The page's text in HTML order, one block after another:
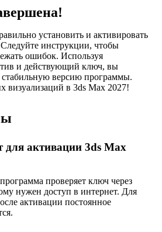
установить и активировать
инструкции, чтобы
ошибок. Используя
и действующий ключ, вы
версию программы.
визуализаций в 3ds Max 2027!
для активации 3ds Max
проверяет ключ через
нужен доступ в интернет. Для
активации постоянное